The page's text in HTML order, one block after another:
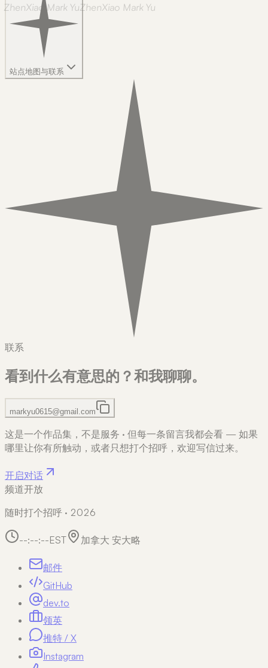
ZhenXiao Mark YuZhenXiao Mark Yu
站点地图与联系
联系
看到什么有意思的？和我聊聊。
markyu0615@gmail.com
这是一个作品集，不是服务 · 但每一条留言我都会看 — 如果
哪里让你有所触动，或者只想打个招呼，欢迎写信过来。
开启对话
频道开放
随时打个招呼 · 2026
--:--:--EST 加拿大 安大略
邮件
GitHub
dev.to
领英
推特 / X
Instagram